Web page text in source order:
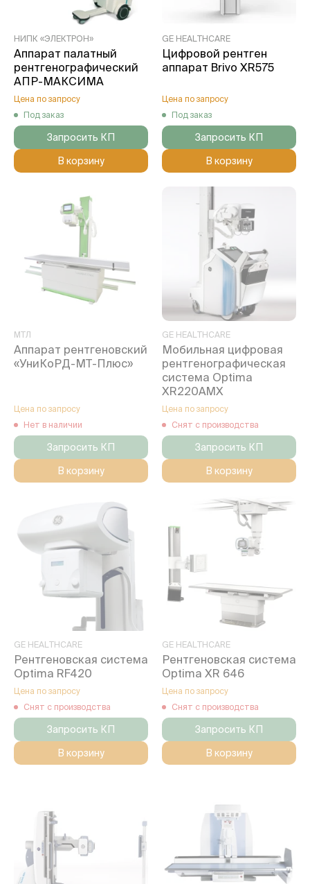
НИПК «ЭЛЕКТРОН»
Аппарат палатный
рентгенографический
АПР-МАКСИМА
Цена по запросу
Под заказ
Запросить КП
В корзину
GE HEALTHCARE
Цифровой рентген
аппарат Brivo XR575
Цена по запросу
Под заказ
Запросить КП
В корзину
МТЛ
Аппарат рентгеновский
«УниКоРД-МТ-Плюс»
Цена по запросу
Нет в наличии
Запросить КП
В корзину
GE HEALTHCARE
Мобильная цифровая
рентгенографическая
система Optima
XR220AMX
Цена по запросу
Снят с производства
Запросить КП
В корзину
GE HEALTHCARE
Рентгеновская система
Optima RF420
Цена по запросу
Снят с производства
Запросить КП
В корзину
GE HEALTHCARE
Рентгеновская система
Optima XR 646
Цена по запросу
Снят с производства
Запросить КП
В корзину